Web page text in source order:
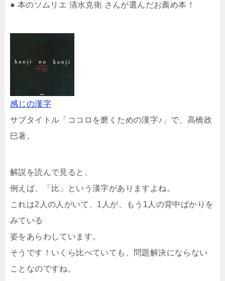
● 本のソムリエ 清水克衛 さんが選んだお薦め本！
感じの漢字
サブタイトル「ココロを磨くための漢字♪」で、高橋政
巳著。
解説を読んで見ると、
例えば、「比」という漢字がありますよね。
これは2人の人がいて、1人が、もう1人の背中ばかりを
みている
姿をあらわしています。
そうです！いくら比べていても、問題解決にならない
ことなのですね。